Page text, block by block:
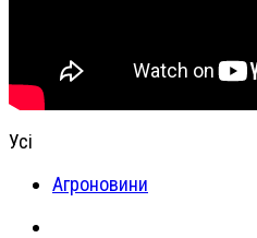
Усі
Агроновини